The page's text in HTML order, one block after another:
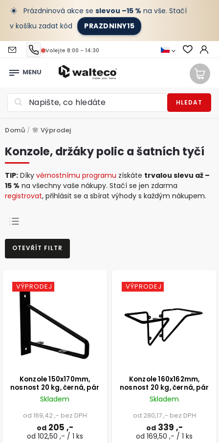
☀️ Prázdninová akce se slevou –15 % na vše. Stačí
v košíku zadat kód
PRAZDNINY15
Volejte 8:00 - 14:30
HLEDAT
Domů / 🌸 Výprodej
Konzole, držáky polic a šatních tyčí
TIP: Díky věrnostnímu programu získáte trvalou slevu až –
15 % na všechny vaše nákupy. Stačí se jen zdarma
registrovat, přihlásit se a sbírat výhody s každým nákupem.
NEJPRODÁVANĚJŠÍ
NEJLEVNĚJŠÍ
ABECEDNĚ
OTEVŘÍT FILTR
VÝPRODEJ
Konzole 150x170mm,
nosnost 20 kg, černá, pár
Skladem
od 169,42 ,- bez DPH
od205 ,-
od 102,50 ,- / 1 ks
VÝPRODEJ
Konzole 160x162mm,
nosnost 20 kg, černá, pár
Skladem
od 280,17 ,- bez DPH
od339 ,-
od 169,50 ,- / 1 ks